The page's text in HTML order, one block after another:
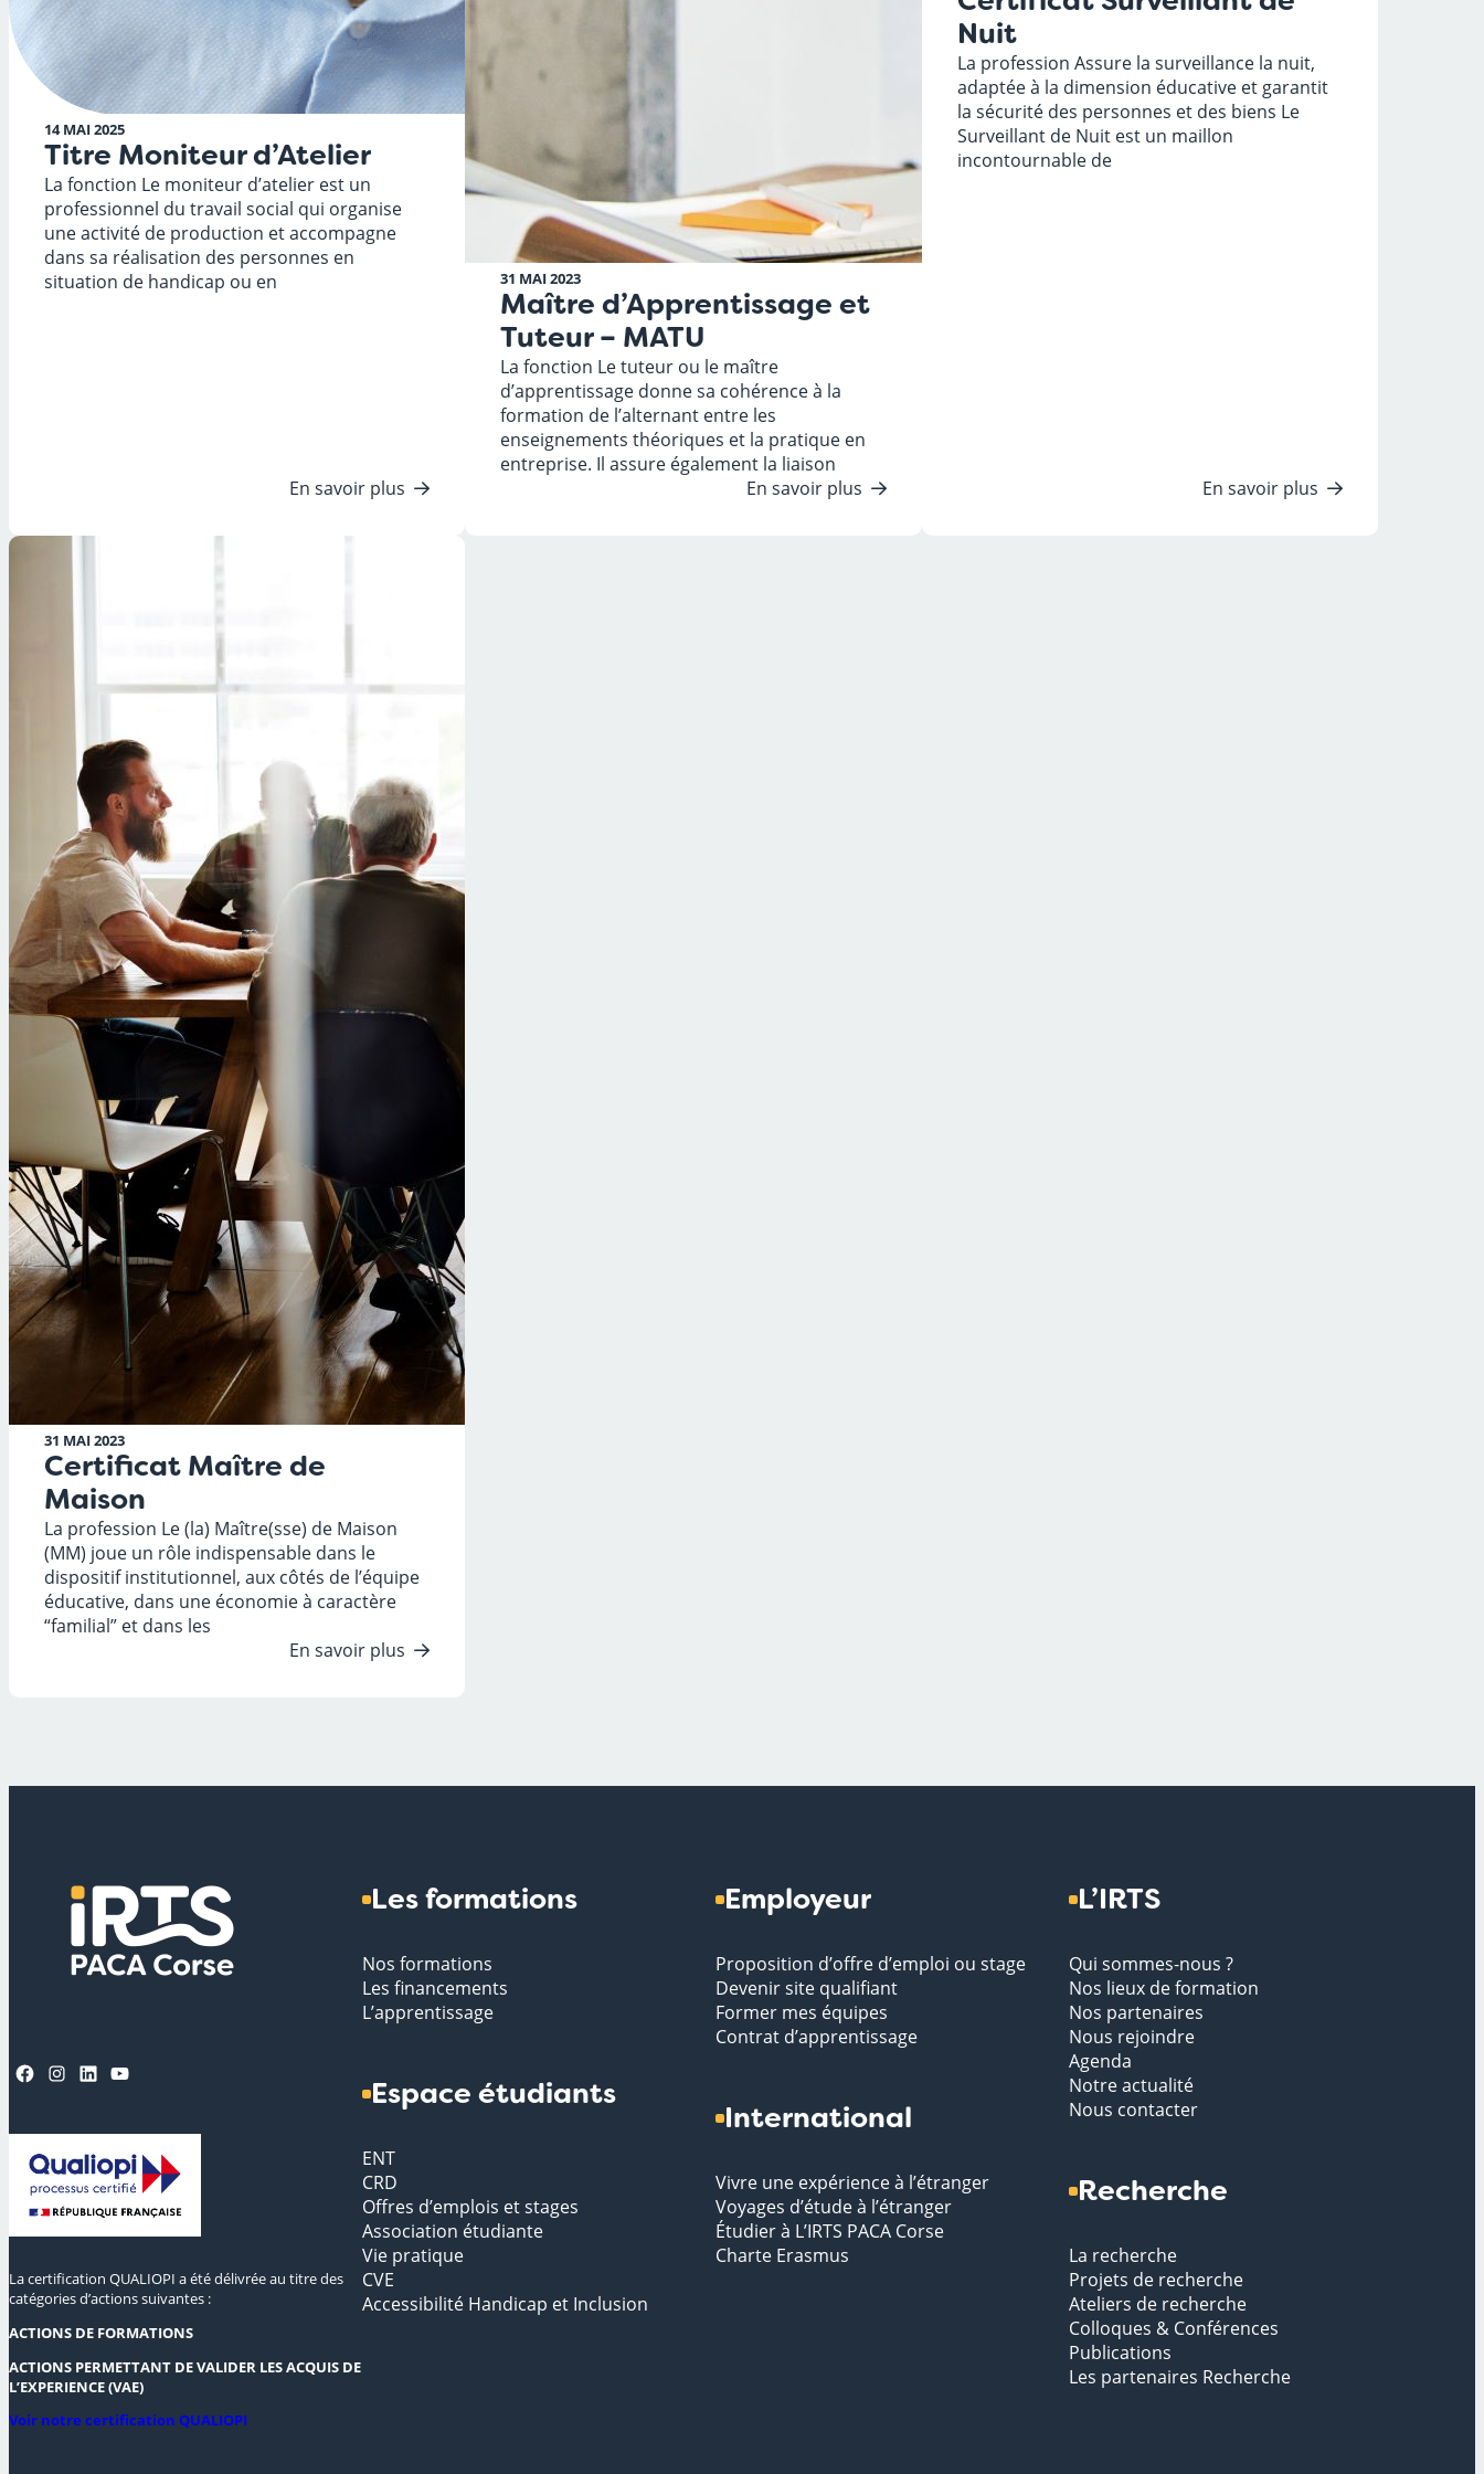
14 MAI 2025
Titre Moniteur d’Atelier
La fonction Le moniteur d’atelier est un
professionnel du travail social qui organise
une activité de production et accompagne
dans sa réalisation des personnes en
situation de handicap ou en
En savoir plus
31 MAI 2023
Maître d’Apprentissage et
Tuteur – MATU
La fonction Le tuteur ou le maître
d’apprentissage donne sa cohérence à la
formation de l’alternant entre les
enseignements théoriques et la pratique en
entreprise. Il assure également la liaison
En savoir plus
Nuit
La profession Assure la surveillance la nuit,
adaptée à la dimension éducative et garantit
la sécurité des personnes et des biens Le
Surveillant de Nuit est un maillon
incontournable de
En savoir plus
31 MAI 2023
Certificat Maître de
Maison
La profession Le (la) Maître(sse) de Maison
(MM) joue un rôle indispensable dans le
dispositif institutionnel, aux côtés de l’équipe
éducative, dans une économie à caractère
“familial” et dans les
En savoir plus
Facebook Instagram LinkedIn YouTube
La certification QUALIOPI a été délivrée au titre des
catégories d’actions suivantes :
ACTIONS DE FORMATIONS
ACTIONS PERMETTANT DE VALIDER LES ACQUIS DE
L’EXPERIENCE (VAE)
Voir notre certification QUALIOPI
Les formations
Nos formations
Les financements
L’apprentissage
Espace étudiants
ENT
CRD
Offres d’emplois et stages
Association étudiante
Vie pratique
CVE
Accessibilité Handicap et Inclusion
Employeur
Proposition d’offre d’emploi ou stage
Devenir site qualifiant
Former mes équipes
Contrat d’apprentissage
International
Vivre une expérience à l’étranger
Voyages d’étude à l’étranger
Étudier à L’IRTS PACA Corse
Charte Erasmus
L’IRTS
Qui sommes-nous ?
Nos lieux de formation
Nos partenaires
Nous rejoindre
Agenda
Notre actualité
Nous contacter
Recherche
La recherche
Projets de recherche
Ateliers de recherche
Colloques & Conférences
Publications
Les partenaires Recherche